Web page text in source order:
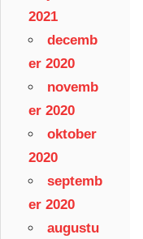
2021
decemb
er 2020
novemb
er 2020
oktober
2020
septemb
er 2020
augustu